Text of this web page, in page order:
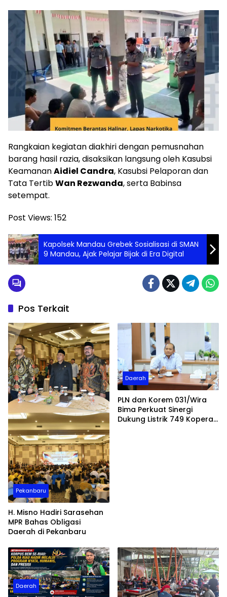
Rangkaian kegiatan diakhiri dengan pemusnahan
barang hasil razia, disaksikan langsung oleh Kasubsi
KeamananAidiel Candra, Kasubsi Pelaporan dan
Tata TertibWan Rezwanda, serta Babinsa
setempat.
Post Views: 152
Kapolsek Mandau Grebek Sosialisasi di SMAN
9 Mandau, Ajak Pelajar Bijak di Era Digital
Pos Terkait
Pekanbaru
H. Misno Hadiri Sarasehan
MPR Bahas Obligasi
Daerah di Pekanbaru
Daerah
PLN dan Korem 031/Wira
Bima Perkuat Sinergi
Dukung Listrik 749 Koperasi
Daerah